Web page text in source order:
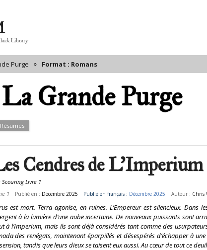
Library
Purge » Format : Romans
Grande Purge
Résumés
Couvertures
Cendres de L'Imperium
Scouring Livre 1
1
Publié en : Décembre 2025 Publié en français : Décembre 2025 Auteur : Chris
est mort. Terra agonise, en ruines. L’Empereur est silencieux. Dans
à la lumière d’une aube incertaine. De nouveaux puissants sont
à l’Imperium, mais ils sont déjà considérés tant comme des
des renégats, maintenant éparpillés et désespérés d’échapper à
tandis que leurs dieux se taisent eux aussi. Au cœur de tout ce